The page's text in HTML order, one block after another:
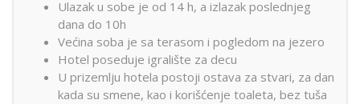
Ulazak u sobe je od 14 h, a izlazak poslednjeg
dana do 10h
Većina soba je sa terasom i pogledom na jezero
Hotel poseduje igralište za decu
U prizemlju hotela postoji ostava za stvari, za dan
kada su smene, kao i korišćenje toaleta, bez tuša